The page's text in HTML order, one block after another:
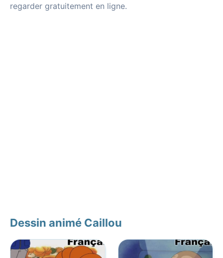
regarder gratuitement en ligne.
Dessin animé Caillou